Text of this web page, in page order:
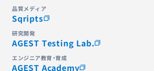
品質メディア
Sqripts
研究開発
AGEST Testing Lab.
エンジニア教育・育成
AGEST Academy